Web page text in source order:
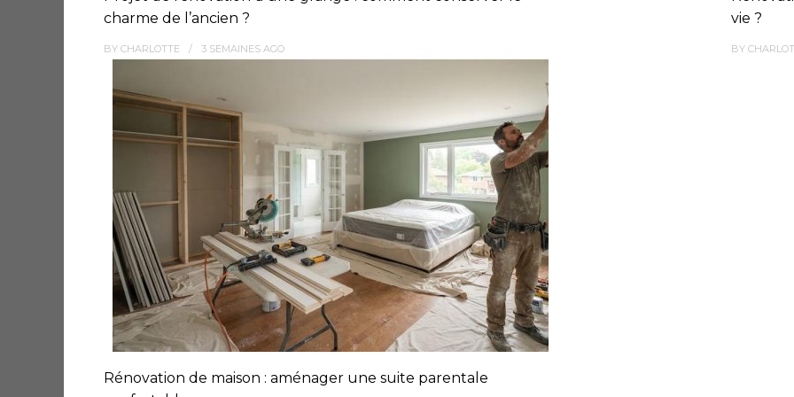
charme de l’ancien ?
BY CHARLOTTE 3 SEMAINES AGO
vie ?
BY
Rénovation de maison : aménager une suite parentale